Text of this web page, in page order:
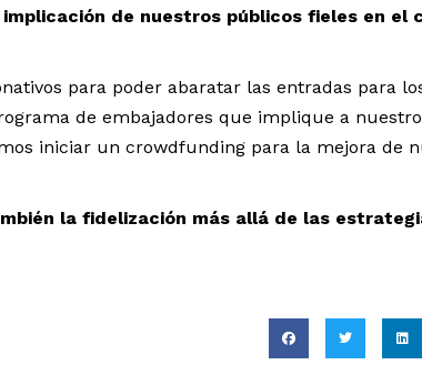
implicación de nuestros públicos fieles en el
para poder abaratar las entradas para
de embajadores que implique a
iniciar un crowdfunding para la mejora de
la fidelización más allá de las